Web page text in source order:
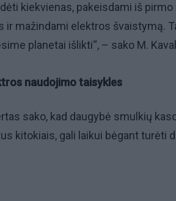
kiekvienas, pakeisdami iš
ir mažindami elektros švaistymą.
planetai išlikti“, – sako M.
naudojimo taisykles
sako, kad daugybė smulkių
kitokiais, gali laikui bėgant turėti